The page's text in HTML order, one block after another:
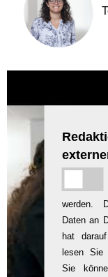
werden.
Daten an
hat
lesen
Sie